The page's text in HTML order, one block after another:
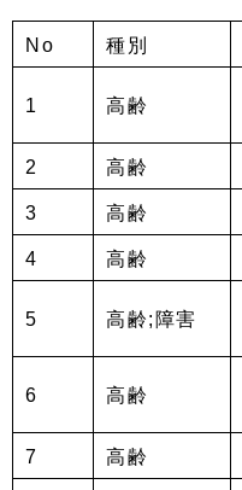
No 種別
1 高齢
2 高齢
3 高齢
4 高齢
5 高齢;障害
6 高齢
7 高齢